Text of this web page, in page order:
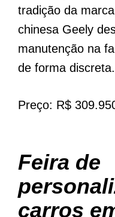
tradição da
chinesa Geely
manutenção na
de forma discreta.
Preço: R$
Feira de
carros